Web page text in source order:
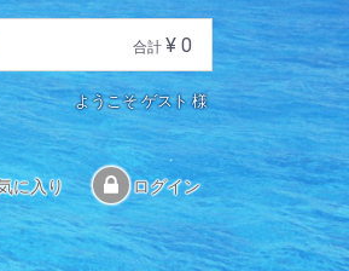
合計 ¥ 0
ようこそ ゲスト 様
に入り ログイン